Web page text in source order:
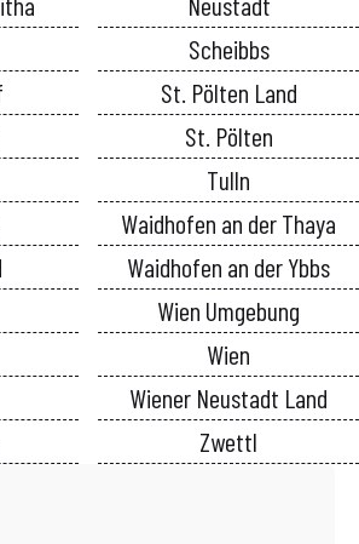
Scheibbs
St. Pölten Land
St. Pölten
Tulln
Waidhofen an der Thaya
Waidhofen an der Ybbs
Wien Umgebung
Wien
Wiener Neustadt Land
Zwettl